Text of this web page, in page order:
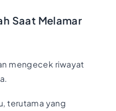
Saat Melamar
mengecek riwayat
terutama yang